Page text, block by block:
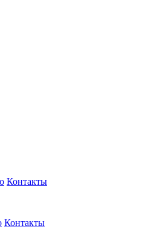
Контакты
Контакты